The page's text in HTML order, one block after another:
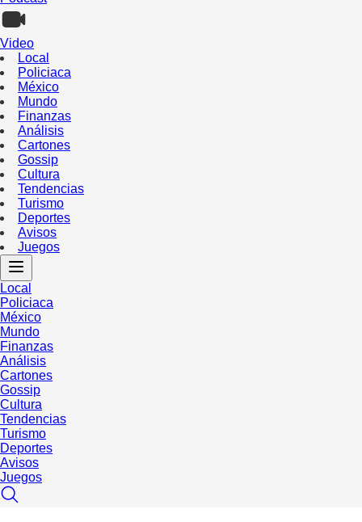
Video
Local
Policiaca
México
Mundo
Finanzas
Análisis
Cartones
Gossip
Cultura
Tendencias
Turismo
Deportes
Avisos
Juegos
Local
Policiaca
México
Mundo
Finanzas
Análisis
Cartones
Gossip
Cultura
Tendencias
Turismo
Deportes
Avisos
Juegos